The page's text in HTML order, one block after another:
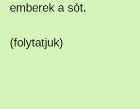
emberek a sót.
(folytatjuk)